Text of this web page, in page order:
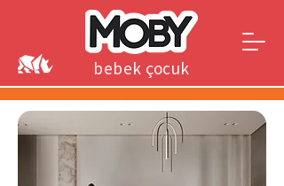
bebek çocuk
genç